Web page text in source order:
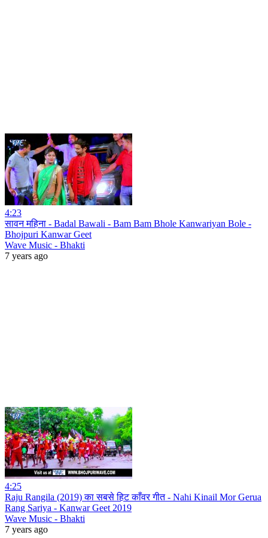
4:23
सावन महिना - Badal Bawali - Bam Bam Bhole Kanwariyan Bole -
Bhojpuri Kanwar Geet
Wave Music - Bhakti
7 years ago
4:25
Raju Rangila (2019) का सबसे हिट काँवर गीत - Nahi Kinail Mor Gerua
Rang Sariya - Kanwar Geet 2019
Wave Music - Bhakti
7 years ago